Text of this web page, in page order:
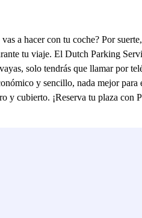
a hacer con tu coche? Por
tu viaje. El Dutch Parking
solo tendrás que llamar por
y sencillo, nada mejor para
y cubierto. ¡Reserva tu plaza con